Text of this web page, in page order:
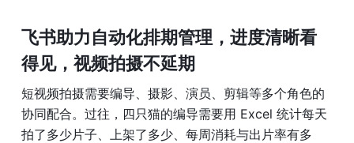
飞书助力自动化排期管理，进度清晰看
得见，视频拍摄不延期
短视频拍摄需要编导、摄影、演员、剪辑等多个角色的
协同配合。过往，四只猫的编导需要用 Excel 统计每天
拍了多少片子、上架了多少、每周消耗与出片率有多